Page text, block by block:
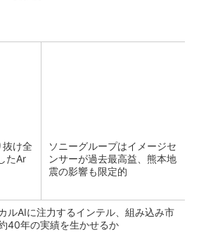
抜け全
たAr
ソニーグループはイメージセ
ンサーが過去最高益、熊本地
震の影響も限定的
ルAIに注力するインテル、組み込み市
40年の実績を生かせるか